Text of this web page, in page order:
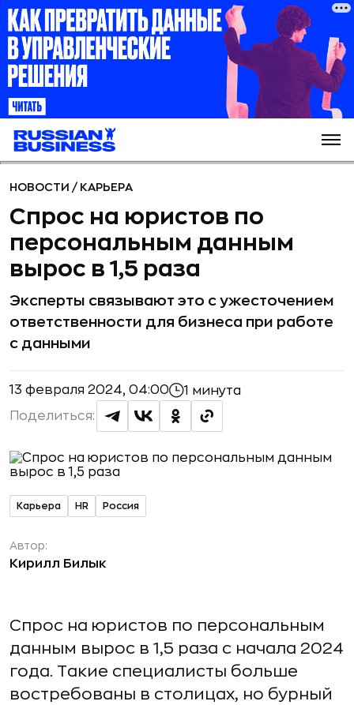
НОВОСТИ / КАРЬЕРА
Спрос на юристов по
персональным данным
вырос в 1,5 раза
Эксперты связывают это с ужесточением
ответственности для бизнеса при работе
с данными
13 февраля 2024, 04:00 1 минута
Поделиться:
Карьера HR Россия
Автор:
Кирилл Билык
Спрос на юристов по персональным
данным вырос в 1,5 раза с начала 2024
года. Такие специалисты больше
востребованы в столицах, но бурный